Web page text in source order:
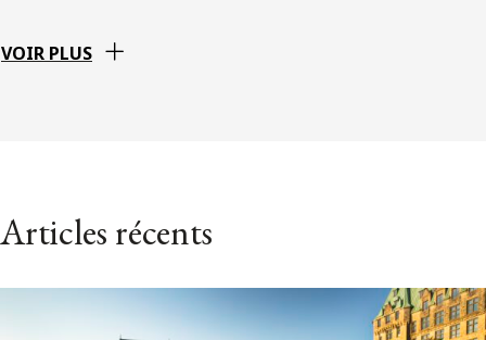
VOIR PLUS
Articles récents